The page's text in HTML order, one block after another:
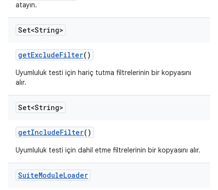
atayın.
Set<String>
getExcludeFilter()
Uyumluluk testi için hariç tutma filtrelerinin bir kopyasını
alır.
Set<String>
getIncludeFilter()
Uyumluluk testi için dahil etme filtrelerinin bir kopyasını alır.
SuiteModuleLoader